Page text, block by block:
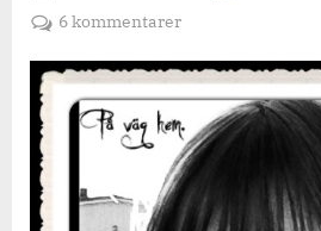
on
6 kommentarertill
på
dejsan.